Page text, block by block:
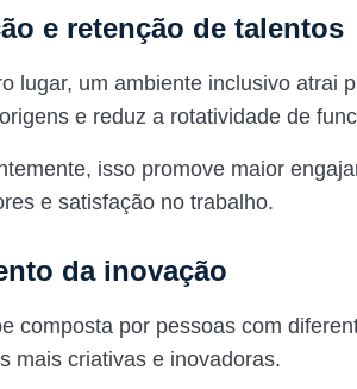
e retenção de talentos
lugar, um ambiente inclusivo atrai
e reduz a rotatividade de
isso promove maior
e satisfação no trabalho.
da inovação
composta por pessoas com
mais criativas e inovadoras.